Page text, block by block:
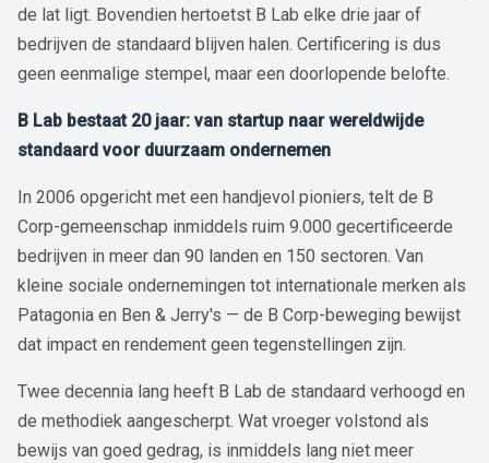
de lat ligt. Bovendien hertoetst B Lab elke drie jaar of
bedrijven de standaard blijven halen. Certificering is dus
geen eenmalige stempel, maar een doorlopende belofte.
B Lab bestaat 20 jaar: van startup naar wereldwijde
standaard voor duurzaam ondernemen
In 2006 opgericht met een handjevol pioniers, telt de B
Corp-gemeenschap inmiddels ruim 9.000 gecertificeerde
bedrijven in meer dan 90 landen en 150 sectoren. Van
kleine sociale ondernemingen tot internationale merken als
Patagonia en Ben & Jerry's — de B Corp-beweging bewijst
dat impact en rendement geen tegenstellingen zijn.
Twee decennia lang heeft B Lab de standaard verhoogd en
de methodiek aangescherpt. Wat vroeger volstond als
bewijs van goed gedrag, is inmiddels lang niet meer